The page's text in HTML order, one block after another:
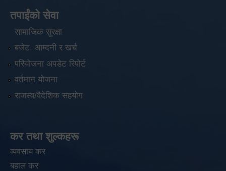
तपाईंको सेवा
सामाजिक सुरक्षा
बजेट, आम्दनी र खर्च
परियोजना अपडेट रिपोर्ट
वर्तमान योजना
राजस्व/वैदेशिक सहयोग
कर तथा शुल्कहरू
व्यवसाय कर
बहाल कर